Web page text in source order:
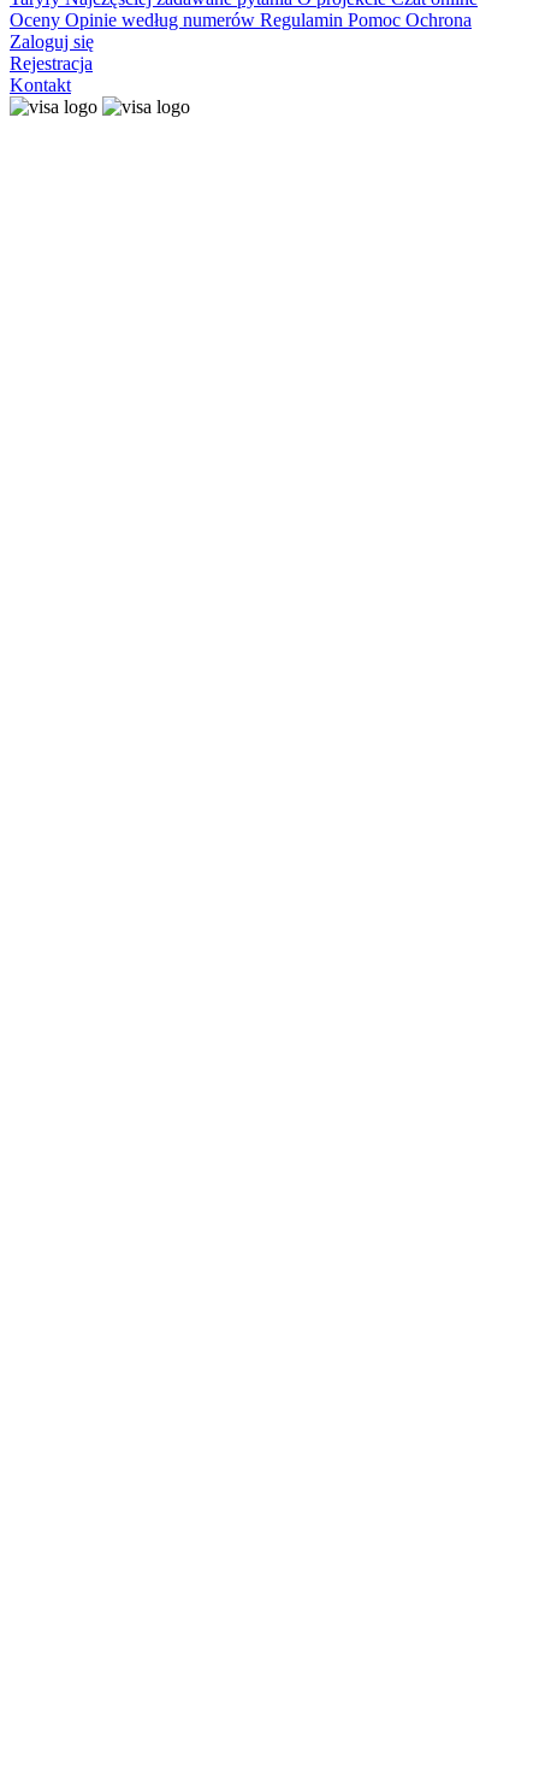
Oceny Opinie według numerów Regulamin Pomoc Ochrona
Zaloguj się
Rejestracja
Kontakt